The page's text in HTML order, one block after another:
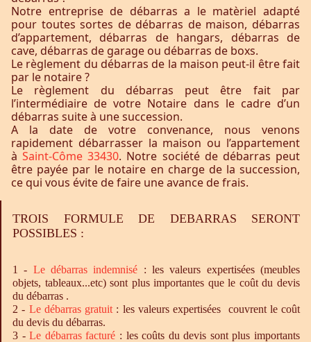
Notre entreprise de débarras a le matèriel adapté
pour toutes sortes de débarras de maison, débarras
d’appartement, débarras de hangars, débarras de
cave, débarras de garage ou débarras de boxs.
Le règlement du débarras de la maison peut-il être fait
par le notaire ?
Le règlement du débarras peut être fait par
l’intermédiaire de votre Notaire dans le cadre d’un
débarras suite à une succession.
A la date de votre convenance, nous venons
rapidement débarrasser la maison ou l’appartement
àSaint-Côme 33430. Notre société de débarras peut
être payée par le notaire en charge de la succession,
ce qui vous évite de faire une avance de frais.
TROIS FORMULE DE DEBARRAS SERONT
POSSIBLES :
1 - Ledébarras indemnisé : les valeurs expertisées (meubles
objets, tableaux...etc) sont plus importantes que le coût du devis
du débarras .
2 - Le débarrasgratuit : les valeurs expertisées couvrent le coût
du devis du débarras.
3 -Le débarrasfacturé : les coûts du devis sont plus importants